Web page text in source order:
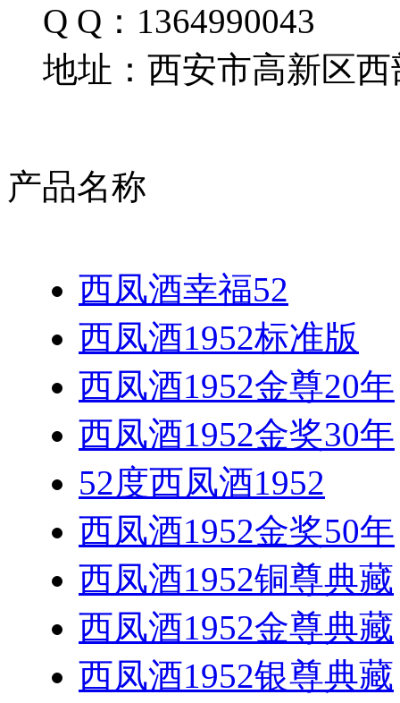
Q Q：1364990043
地址：西安市高新区西
产品名称
西凤酒幸福52
西凤酒1952标准版
西凤酒1952金尊20年
西凤酒1952金奖30年
52度西凤酒1952
西凤酒1952金奖50年
西凤酒1952铜尊典藏
西凤酒1952金尊典藏
西凤酒1952银尊典藏